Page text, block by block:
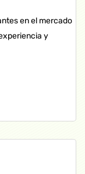
en el mercado
y